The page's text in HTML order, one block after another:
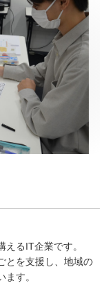
るIT企業です。
とを支援し、地域の
す。